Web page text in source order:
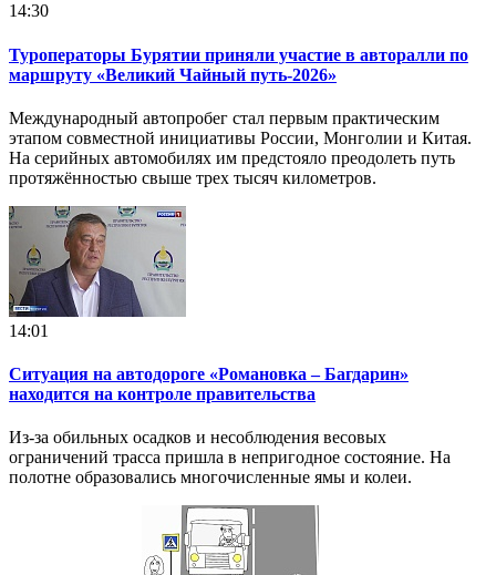
14:30
Туроператоры Бурятии приняли участие в авторалли по
маршруту «Великий Чайный путь-2026»
Международный автопробег стал первым практическим
этапом совместной инициативы России, Монголии и Китая.
На серийных автомобилях им предстояло преодолеть путь
протяжённостью свыше трех тысяч километров.
14:01
Ситуация на автодороге «Романовка – Багдарин»
находится на контроле правительства
Из-за обильных осадков и несоблюдения весовых
ограничений трасса пришла в непригодное состояние. На
полотне образовались многочисленные ямы и колеи.